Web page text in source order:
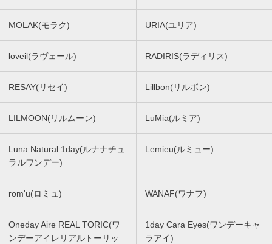
MOLAK(モラク) URIA(ユリア)
loveil(ラヴェール) RADIRIS(ラディリス)
RESAY(リセイ) Lillbon(リルボン)
LILMOON(リルムーン) LuMia(ルミア)
Luna Natural 1day(ルナナチュ
ラルワンデー)
Lemieu(ルミュー)
rom'u(ロミュ) WANAF(ワナフ)
Oneday Aire REAL TORIC(ワ
ンデーアイレリアルトーリッ
1day Cara Eyes(ワンデーキャ
ラアイ)